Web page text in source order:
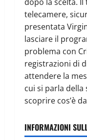
telecamere,
presentata
lasciare il
problema con
registrazioni di
attendere la
cui si parla
scoprire cos’è
INFORMAZIONI